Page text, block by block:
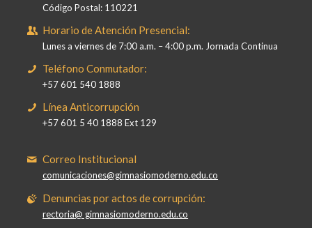
Código Postal: 110221
Horario de Atención Presencial:
Lunes a viernes de 7:00 a.m. – 4:00 p.m. Jornada Continua
Teléfono Conmutador:
+57 601 540 1888
Línea Anticorrupción
+57 601 5 40 1888 Ext 129
Correo Institucional
comunicaciones@gimnasiomoderno.edu.co
Denuncias por actos de corrupción:
rectoria@ gimnasiomoderno.edu.co